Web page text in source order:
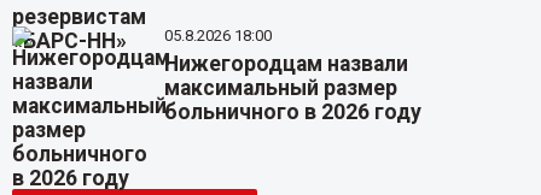
05.8.2026 18:00
Нижегородцам назвали
максимальный размер
больничного в 2026 году